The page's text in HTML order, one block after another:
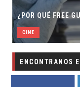
¿POR QUÉ FREE
CINE
ENCONTRANOS